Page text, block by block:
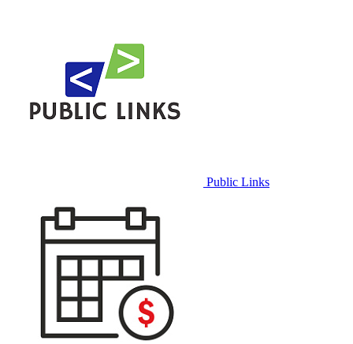
Public Links